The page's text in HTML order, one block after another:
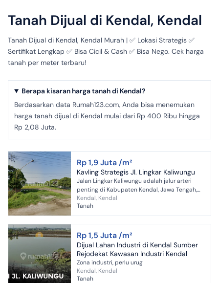
Tanah Dijual di Kendal, Kendal
Tanah Dijual di Kendal, Kendal Murah | ✅ Lokasi Strategis ✅
Sertifikat Lengkap ✅ Bisa Cicil & Cash ✅ Bisa Nego. Cek harga
tanah per meter terbaru!
Berapa kisaran harga tanah di Kendal?
Berdasarkan data Rumah123.com, Anda bisa menemukan
harga tanah dijual di Kendal mulai dari Rp 400 Ribu hingga
Rp 2,08 Juta.
Rp 1,9 Juta /m²
Kavling Strategis Jl. Lingkar Kaliwungu
Jalan Lingkar Kaliwungu adalah jalur arteri
penting di Kabupaten Kendal, Jawa Tengah,
yang menghubungkan wilayah Kendal dengan
Kabupaten Semarang. ...
Kendal, Kendal
Tanah
Rp 1,5 Juta /m²
Dijual Lahan Industri di Kendal Sumber
Rejodekat Kawasan Industri Kendal
Zona industri, perlu urug
Kendal, Kendal
Tanah